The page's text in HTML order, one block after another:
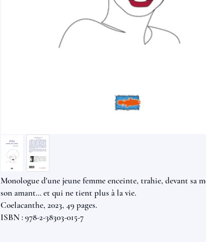
Monologue d'une jeune femme enceinte, trahie, devant sa
son amant... et qui ne tient plus à la vie.
Coelacanthe, 2023, 49 pages.
ISBN : 978-2-38303-015-7